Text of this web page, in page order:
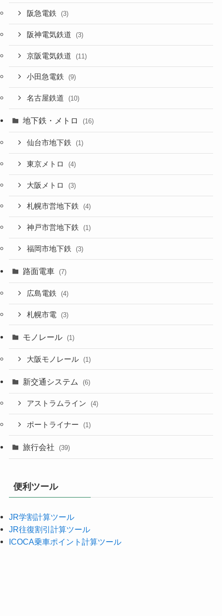
阪急電鉄 (3)
阪神電気鉄道 (3)
京阪電気鉄道 (11)
小田急電鉄 (9)
名古屋鉄道 (10)
地下鉄・メトロ (16)
仙台市地下鉄 (1)
東京メトロ (4)
大阪メトロ (3)
札幌市営地下鉄 (4)
神戸市営地下鉄 (1)
福岡市地下鉄 (3)
路面電車 (7)
広島電鉄 (4)
札幌市電 (3)
モノレール (1)
大阪モノレール (1)
新交通システム (6)
アストラムライン (4)
ポートライナー (1)
旅行会社 (39)
便利ツール
JR学割計算ツール
JR往復割引計算ツール
ICOCA乗車ポイント計算ツール